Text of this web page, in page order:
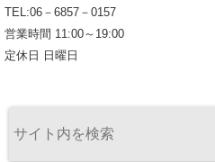
TEL:06－6857－0157
営業時間 11:00～19:00
定休日 日曜日